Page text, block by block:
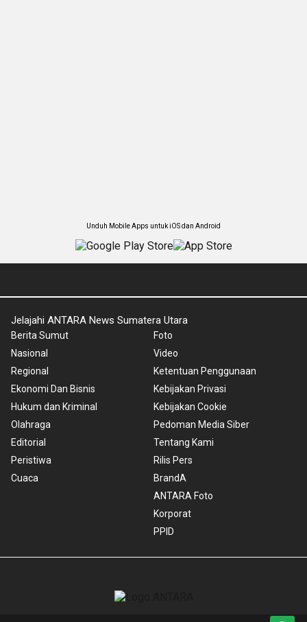
Unduh Mobile Apps untuk iOS dan Android
Jelajahi ANTARA News Sumatera Utara
Berita Sumut
Nasional
Regional
Ekonomi Dan Bisnis
Hukum dan Kriminal
Olahraga
Editorial
Peristiwa
Cuaca
Foto
Video
Ketentuan Penggunaan
Kebijakan Privasi
Kebijakan Cookie
Pedoman Media Siber
Tentang Kami
Rilis Pers
BrandA
ANTARA Foto
Korporat
PPID